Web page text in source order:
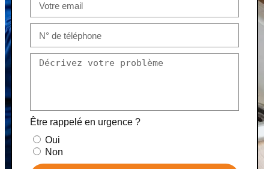
Être rappelé en urgence ?
Oui
Non